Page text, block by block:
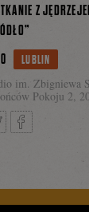
LUBLIN
im. Zbigniewa
Pokoju 2,
Z